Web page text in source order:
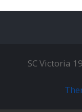
SC Victoria